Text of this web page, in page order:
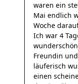
waren ein
Mai endlich
Woche
Ich war 4
Freundin
läuferisch
einen